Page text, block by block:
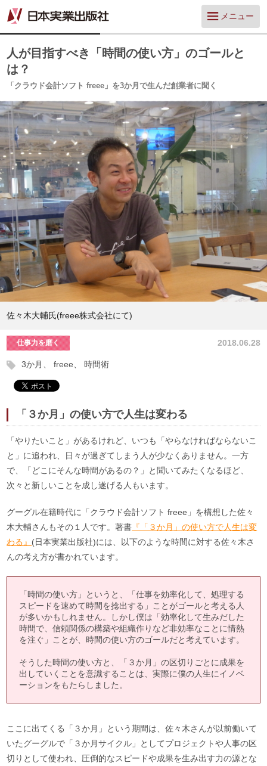
メニュー
人が目指すべき「時間の使い方」のゴールと
は？
「クラウド会計ソフト freee」を3か月で生んだ創業者に聞く
佐々木大輔氏(freee株式会社にて)
2018.06.28
仕事力を磨く
3か月 freee 時間術
「３か月」の使い方で人生は変わる
「やりたいこと」があるけれど、いつも「やらなければならないこ
と」に追われ、日々が過ぎてしまう人が少なくありません。一方
で、「どこにそんな時間があるの？」と聞いてみたくなるほど、
次々と新しいことを成し遂げる人もいます。
グーグル在籍時代に「クラウド会計ソフト freee」を構想した佐々
木大輔さんもその１人です。著書 『「３か月」の使い方で人生は変
わる』 (日本実業出版社)には、以下のような時間に対する佐々木さ
んの考え方が書かれています。
「時間の使い方」というと、「仕事を効率化して、処理する
スピードを速めて時間を捻出する」ことがゴールと考える人
が多いかもしれません。しかし僕は「効率化して生みだした
時間で、信頼関係の構築や組織作りなど非効率なことに情熱
を注ぐ」ことが、時間の使い方のゴールだと考えています。
そうした時間の使い方と、「３か月」の区切りごとに成果を
出していくことを意識することは、実際に僕の人生にイノベ
ーションをもたらしました。
ここに出てくる「３か月」という期間は、佐々木さんが以前働いて
いたグーグルで「３か月サイクル」としてプロジェクトや人事の区
切りとして使われ、圧倒的なスピードや成果を生み出す力の源とな